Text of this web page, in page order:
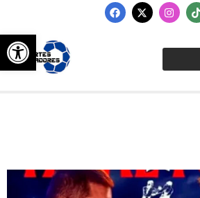
Abrir barra de herramientas